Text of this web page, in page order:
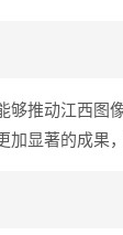
推动江西图
显著的成果